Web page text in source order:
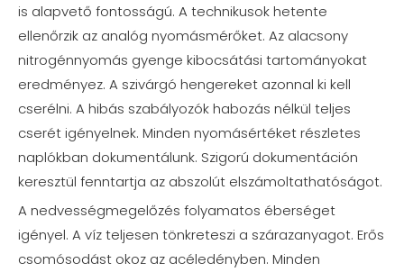
is alapvető fontosságú. A technikusok hetente
ellenőrzik az analóg nyomásmérőket. Az alacsony
nitrogénnyomás gyenge kibocsátási tartományokat
eredményez. A szivárgó hengereket azonnal ki kell
cserélni. A hibás szabályozók habozás nélkül teljes
cserét igényelnek. Minden nyomásértéket részletes
naplókban dokumentálunk. Szigorú dokumentáción
keresztül fenntartja az abszolút elszámoltathatóságot.
A nedvességmegelőzés folyamatos éberséget
igényel. A víz teljesen tönkreteszi a szárazanyagot. Erős
csomósodást okoz az acéledényben. Minden